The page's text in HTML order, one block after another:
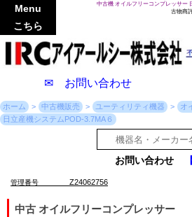
中古機 オイルフリーコンプレッサー
古物商
✉ お問い合わせ
Menu
こちら
ホーム 中古機販売 ユーティリティ機器
オ
日立産機システムPOD-3.7MA６
お問い合わせ
管理番号 Z24062756
中古 オイルフリーコンプレッサー